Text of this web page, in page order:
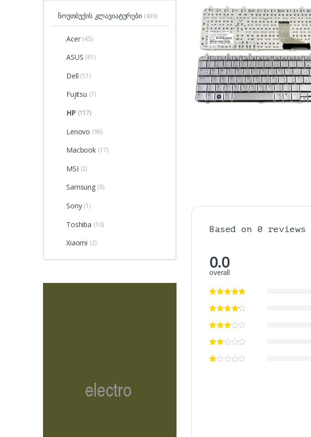
Based on 0 reviews
0.0
overall
ნოუთბუქის კლავიატურები (439)
Acer (45)
ASUS (81)
Dell (51)
Fujitsu (7)
HP (117)
Lenovo (96)
Macbook (17)
MSI (2)
Samsung (8)
Sony (1)
Toshiba (10)
Xiaomi (2)